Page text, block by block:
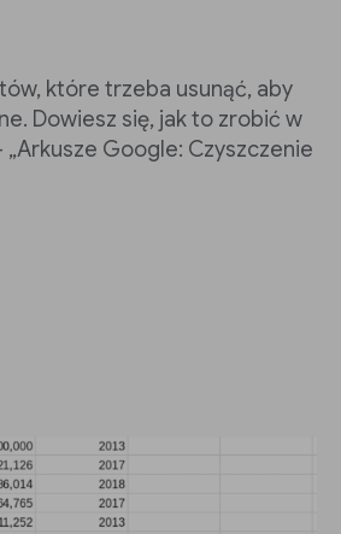
które trzeba usunąć, aby
Dowiesz się, jak to zrobić w
Google: Czyszczenie